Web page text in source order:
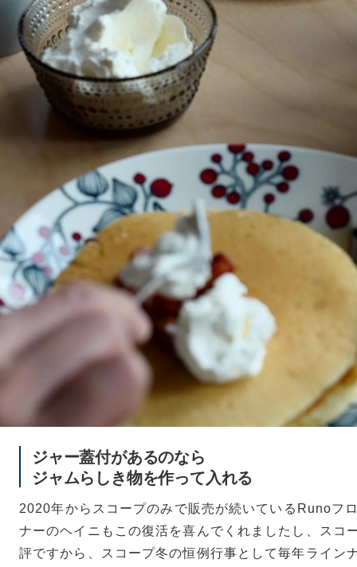
ジャー蓋付があるのなら
ジャムらしき物を作って入れる
2020年からスコープのみで販売が続いているRunoフ
ナーのヘイニもこの復活を喜んでくれましたし、スコ
評ですから、スコープ冬の恒例行事として毎年ライン